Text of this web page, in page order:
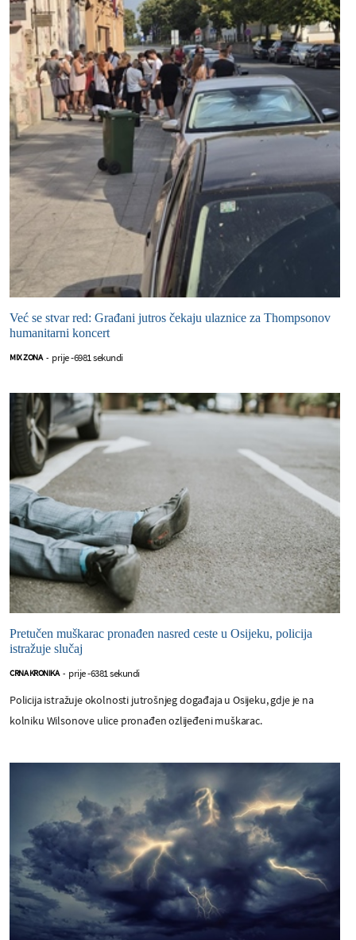
Već se stvar red: Građani jutros čekaju ulaznice za Thompsonov
humanitarni koncert
MIX ZONA - prije -6981 sekundi
Pretučen muškarac pronađen nasred ceste u Osijeku, policija
istražuje slučaj
CRNA KRONIKA - prije -6381 sekundi
Policija istražuje okolnosti jutrošnjeg događaja u Osijeku, gdje je na
kolniku Wilsonove ulice pronađen ozlijeđeni muškarac.